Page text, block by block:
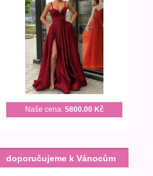
Naše cena: 5800.00 Kč
doporučujeme k Vánocům